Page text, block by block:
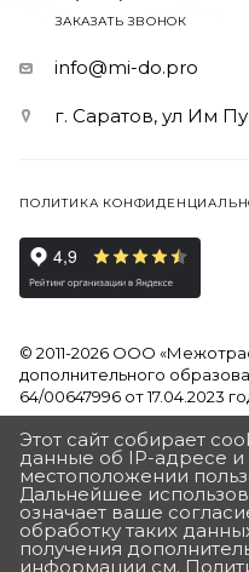
ЗАКАЗАТЬ ЗВОНОК
info@mi-do.pro
г. Саратов, ул Им
ПОЛИТИКА
© 2011-2026 ООО
дополнительного
64/00647996 от 17.04.2023
Продолжая использовать
обработку файлов
данных, в
персональных данных
Разработан в Агентстве
Этот сайт собирает
данные об IP-адресе и
местоположении
Дальнейшее
означает ваше
обработку таких
получения
информации см.
ПОЛУЧИТЬ ПОДАРОК
«ДЛЯ ВАС